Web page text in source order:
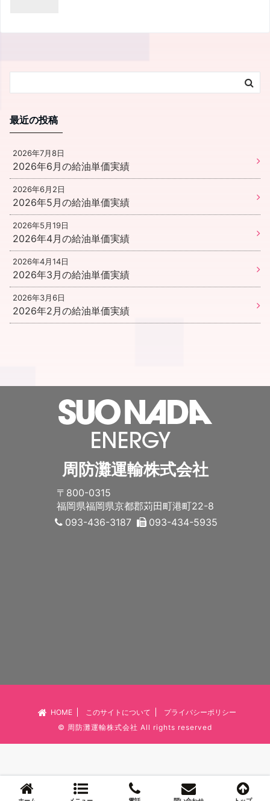
最近の投稿
2026年6月の給油単価実績
2026年7月8日
2026年5月の給油単価実績
2026年6月2日
2026年4月の給油単価実績
2026年5月19日
2026年3月の給油単価実績
2026年4月14日
2026年2月の給油単価実績
2026年3月6日
周防灘運輸株式会社
〒800-0315
福岡県福岡県京都郡苅田町港町22-8
093-436-3187
093-434-5935
HOME このサイトについて
プライバシーポリシー
© 周防灘運輸株式会社 All rights reserved